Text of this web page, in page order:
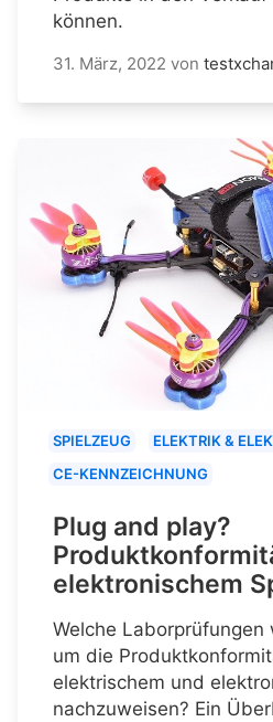
können.
31. März, 2022 von
SPIELZEUG
ELEKTRIK &
CE-KENNZEICHNUNG
Plug and play?
elektronischem
Welche
um die
elektrischem und
nachzuweisen? Ein